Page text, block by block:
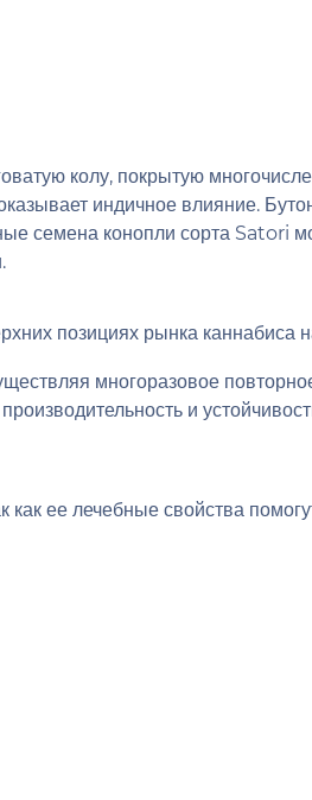
колу, покрытую
индичное влияние.
семена конопли сорта Satori
позициях рынка каннабиса
многоразовое
и
ее лечебные свойства